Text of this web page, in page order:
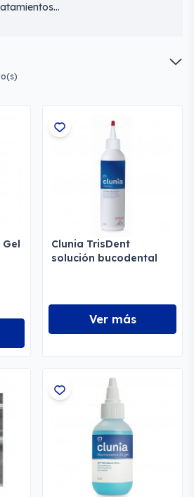
Clunia TrisDent
solución bucodental
Ver más